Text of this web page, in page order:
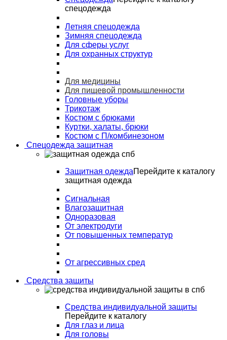
спецодежда
Летняя спецодежда
Зимняя спецодежда
Для сферы услуг
Для охранных структур
Для медицины
Для пищевой промышленности
Головные уборы
Трикотаж
Костюм с брюками
Куртки, халаты, брюки
Костюм с П/комбинезоном
Спецодежда защитная
Защитная одеждаПерейдите к каталогу
защитная одежда
Сигнальная
Влагозащитная
Одноразовая
От электродуги
От повышенных температур
От агрессивных сред
Средства защиты
Средства индивидуальной защиты
Перейдите к каталогу
Для глаз и лица
Для головы